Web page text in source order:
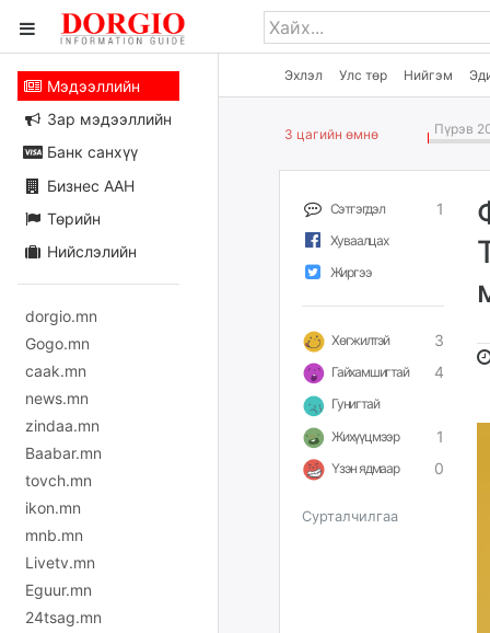
Эхлэл Улс төр Нийгэм
Мэдээллийн
Зар мэдээллийн
Банк санхүү
Бизнес ААН
Төрийн
Нийслэлийн
dorgio.mn
Gogo.mn
caak.mn
news.mn
zindaa.mn
Baabar.mn
tovch.mn
ikon.mn
mnb.mn
Livetv.mn
Eguur.mn
24tsag.mn
3 цагийн өмнө Пүрэв
Сэтгэгдэл 1
Хуваалцах
Жиргээ
Хөгжилтэй 3
Гайхамшигтай 4
Гунигтай
Жихүүцмээр
1
Үзэн ядмаар 0
Сурталчилгаа